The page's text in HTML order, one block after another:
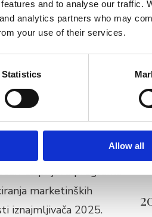
and to analyse our traffic.
analytics partners who may
your use of their services.
Statistics
Allow all